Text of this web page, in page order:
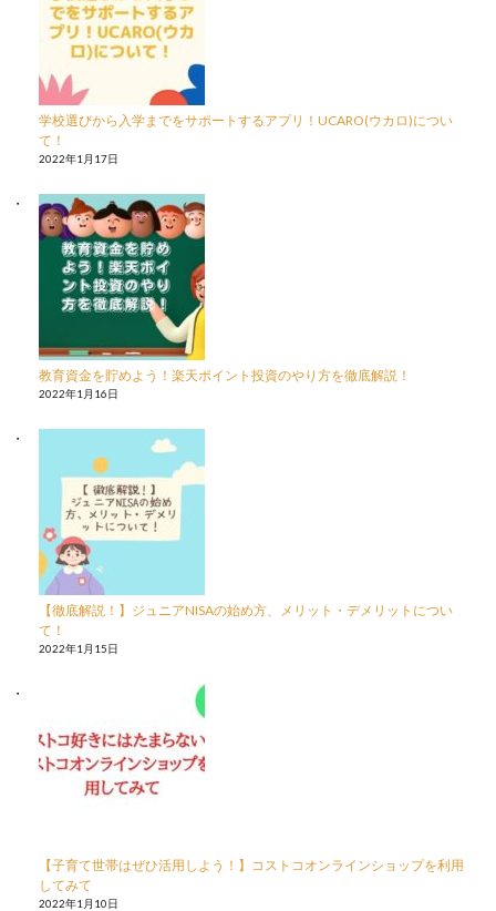
学校選びから入学までをサポートするアプリ！UCARO(ウカロ)につい
て！
2022年1月17日
教育資金を貯めよう！楽天ポイント投資のやり方を徹底解説！
2022年1月16日
【徹底解説！】ジュニアNISAの始め方、メリット・デメリットについ
て！
2022年1月15日
【子育て世帯はぜひ活用しよう！】コストコオンラインショップを利用
してみて
2022年1月10日